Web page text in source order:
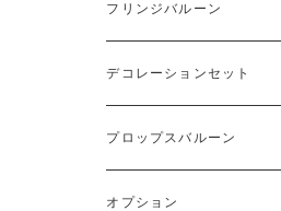
フリンジバルーン
デコレーションセット
プロップスバルーン
オプション